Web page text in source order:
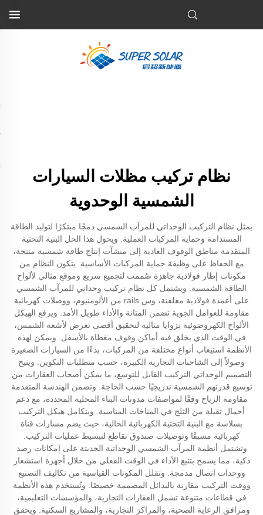
نظام تركيب مظلات السيارات
الشمسية الوحدوية
يمثل نظام التركيب الوحداتي للمرآب الشمسي دمجًا مبتكرًا لتوليد الطاقة
المستدامة وحماية المركبات العملية. ويحول هذا الحل البنية التحتية
المتقدمة مناطق الوقوف العادية إلى منشآت إنتاج طاقة شمسية منتجة،
مع الحفاظ على وظيفة حماية المركبات الأساسية. يتكون النظام من
مكونات إطار فولاذية جاهزة صُممت لتجميع سريع وموقع مثالي لألواح
الطاقة الشمسية. ويشتمل كل نظام تركيب وحداتي للمرآب الشمسي
على أعمدة فولاذية مغلفنة، وس rails من الألومنيوم، ووصلات كهربائية
مقاومة للعوامل الجوية تضمن المتانة والأداء طويل الأمد. ويرفع الهيكل
الألواح الكهروضوئية بزوايا مثالية لتحقيق أقصى تعرض لأشعة الشمس،
في الوقت الذي يخلق فيه أماكن وقوف مغطاة بالأسفل. ويمكن لهذه
الأنظمة استيعاب أنواع مختلفة من المركبات، بدءًا من السيارات الصغيرة
وصولاً إلى الشاحنات التجارية الكبيرة، حسب متطلبات التكوين. ويتيح
التصميم الوحداتي التركيب القابل للتوسع، ما يمكن أصحاب العقارات من
توسيع قدرتهم الشمسية تدريجيًا حسب الحاجة. وتضمن الهندسة المتقدمة
مقاومة الرياح وفقًا لمواصفات مدونات البناء المحلية المحددة، مع دعم
أحمال ثقيلة من الثلج في المناخات المناسبة. ويتكامل هيكل التركيب
بسلاسة مع البنية التحتية الكهربائية الحالية، حيث يضم مسارات قناة
كهربائية مسبقًا وتوصيلات صندوق تقاطع لتبسيط عمليات التركيب.
وتشتمل أنظمة المرآب الشمسي الوحداتية الحديثة على إمكانات رصد
ذكية، مما يسمح بتتبع الأداء في الوقت الفعلي من خلال أجهزة استشعار
ووحدات اتصال مدمجة. وتقلل المكونات القياسية من تكاليف التصنيع
ووقت التركيب مقارنة بالبدائل المصممة خصيصًا. وتُستخدم هذه الأنظمة
في قطاعات متنوعة تشمل العقارات التجارية، والمؤسسات التعليمية،
ومرافق الرعاية الصحية، والمراكز التجارية، والمشاريع السكنية. ويحقق